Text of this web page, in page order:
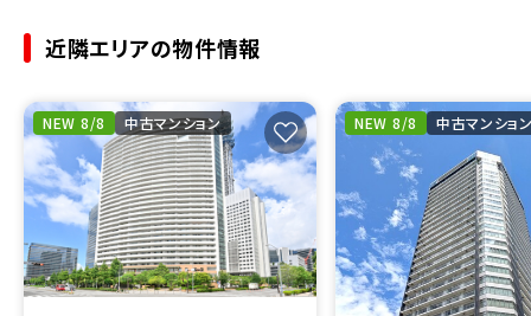
近隣エリアの物件情報
NEW 8/8 中古マンション NEW 8/8 中古マンショ